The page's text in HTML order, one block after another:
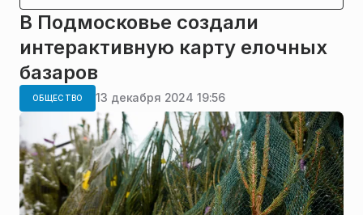
В Подмосковье создали
интерактивную карту елочных
базаров
ОБЩЕСТВО 13 декабря 2024 19:56